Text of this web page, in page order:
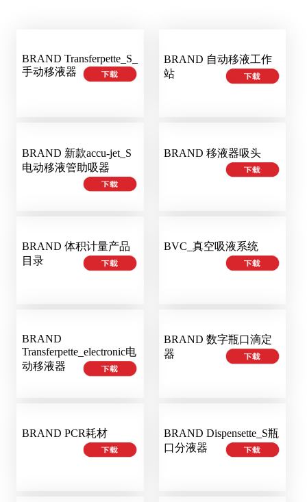
BRAND Transferpette_S_
手动移液器
BRAND 自动移液工作
站
BRAND 新款accu-jet_S
电动移液管助吸器
BRAND 移液器吸头
BRAND 体积计量产品
目录
BVC_真空吸液系统
BRAND
Transferpette_electronic电
动移液器
BRAND 数字瓶口滴定
器
BRAND PCR耗材
BRAND Dispensette_S瓶
口分液器